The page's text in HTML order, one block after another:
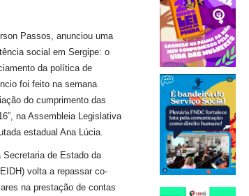
Passos, anunciou uma
social em Sergipe: o
da política de
foi feito na semana
do cumprimento das
na Assembleia Legislativa
estadual Ana Lúcia.
de Estado da
volta a repassar co-
na prestação de contas